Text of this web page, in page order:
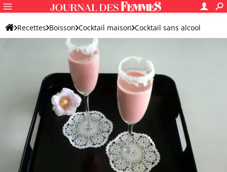
Recettes Boisson Cocktail maison Cocktail sans alcool